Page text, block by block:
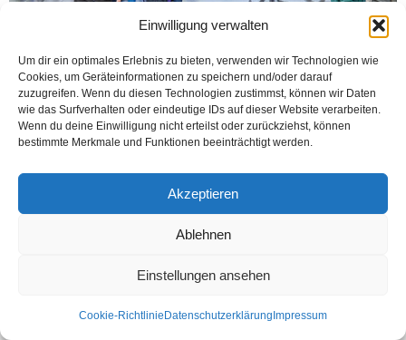
Einwilligung verwalten
Um dir ein optimales Erlebnis zu bieten, verwenden wir Technologien wie
Cookies, um Geräteinformationen zu speichern und/oder darauf
zuzugreifen. Wenn du diesen Technologien zustimmst, können wir Daten
wie das Surfverhalten oder eindeutige IDs auf dieser Website verarbeiten.
Wenn du deine Einwilligung nicht erteilst oder zurückziehst, können
bestimmte Merkmale und Funktionen beeinträchtigt werden.
Akzeptieren
Ablehnen
Einstellungen ansehen
Cookie-Richtlinie Datenschutzerklärung Impressum
BIELEFELD (Öztürk) Çin Halk Cumhuriyeti, Doğu Türkistan’da Uygur
Türkleri’ne uyguladığı iddia edilen zulüm Bielefeld’de protesto edildi. Tren Garı
meydanında toplanan, ellerinde Doğu Türkistan ve...
Datenschutzerklärung